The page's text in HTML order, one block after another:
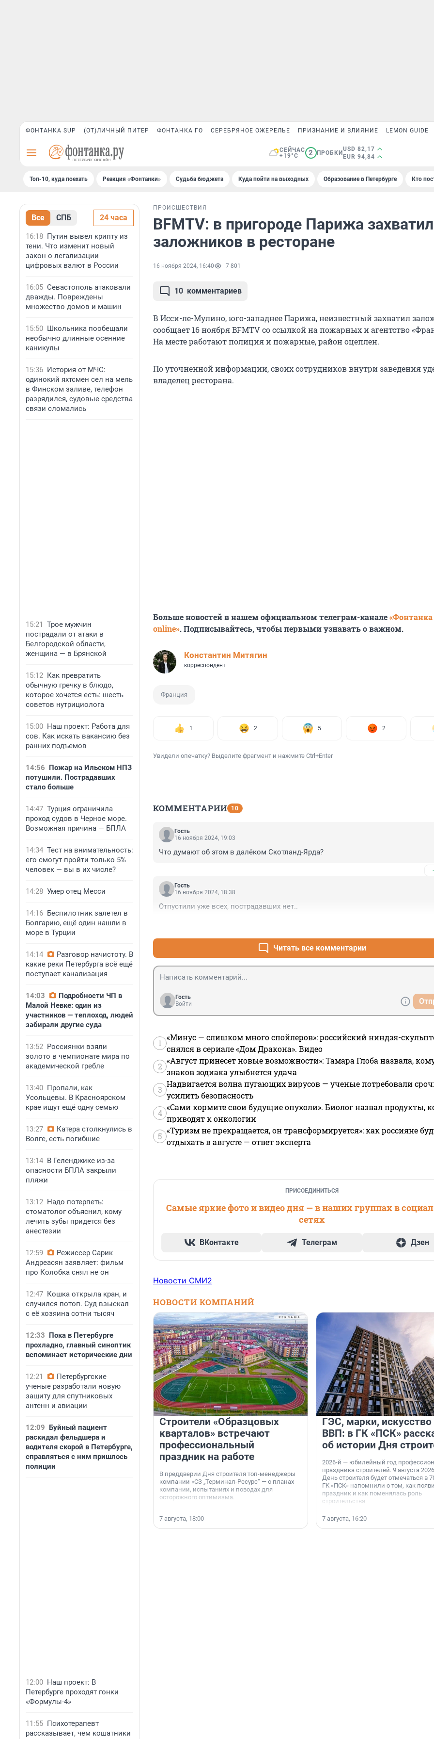
ФОНТАНКА SUP (ОТ)ЛИЧНЫЙ ПИТЕР ФОНТАНКА ГО СЕРЕБРЯНОЕ ОЖЕРЕЛЬЕ ПРИЗНАНИЕ И ВЛИЯНИЕ LEMON GUIDE
СЕЙЧАС
+19°C
2 ПРОБКИ
USD 82,17
EUR 94,84
Топ-10, куда поехать Реакция «Фонтанки» Судьба бюджета Куда пойти на выходных Образование в Петербурге Кто
Все СПБ 24 часа
16:18 Путин вывел крипту из
тени. Что изменит новый
закон о легализации
цифровых валют в России
16:05 Севастополь атаковали
дважды. Повреждены
множество домов и машин
15:50 Школьника пообещали
необычно длинные осенние
каникулы
15:36 История от МЧС:
одинокий яхтсмен сел на мель
в Финском заливе, телефон
разрядился, судовые средства
связи сломались
15:21 Трое мужчин
пострадали от атаки в
Белгородской области,
женщина — в Брянской
15:12 Как превратить
обычную гречку в блюдо,
которое хочется есть: шесть
советов нутрициолога
15:00 Наш проект: Работа для
сов. Как искать вакансию без
ранних подъемов
14:56 Пожар на Ильском НПЗ
потушили. Пострадавших
стало больше
14:47 Турция ограничила
проход судов в Черное море.
Возможная причина — БПЛА
14:34 Тест на внимательность:
его смогут пройти только 5%
человек — вы в их числе?
14:28 Умер отец Месси
14:16 Беспилотник залетел в
Болгарию, ещё один нашли в
море в Турции
14:14
Разговор начистоту. В
какие реки Петербурга всё ещё
поступает канализация
14:03
Подробности ЧП в
Малой Невке: один из
участников — теплоход, людей
забирали другие суда
13:52 Россиянки взяли
золото в чемпионате мира по
академической гребле
13:40 Пропали, как
Усольцевы. В Красноярском
крае ищут ещё одну семью
13:27
Катера столкнулись в
Волге, есть погибшие
13:14 В Геленджике из-за
опасности БПЛА закрыли
пляжи
13:12 Надо потерпеть:
стоматолог объяснил, кому
лечить зубы придется без
анестезии
12:59
Режиссер Сарик
Андреасян заявляет: фильм
про Колобка снял не он
12:47 Кошка открыла кран, и
случился потоп. Суд взыскал
с её хозяина сотни тысяч
12:33 Пока в Петербурге
прохладно, главный синоптик
вспоминает исторические дни
12:21
Петербургские
ученые разработали новую
защиту для спутниковых
антенн и авиации
12:09 Буйный пациент
раскидал фельдшера и
водителя скорой в Петербурге,
справляться с ним пришлось
полиции
12:00 Наш проект: В
Петербурге проходят гонки
«Формулы-4»
11:55 Психотерапевт
рассказывает, чем кошатники
ПРОИСШЕСТВИЯ
BFMTV: в пригороде Парижа
заложников в ресторане
16 ноября 2024, 16:40 7 801
10 комментариев
В Исси-ле-Мулино, юго-западнее Парижа, неизвестный захватил
сообщает 16 ноября BFMTV со ссылкой на пожарных и агентство
На месте работают полиция и пожарные, район оцеплен.
По уточненной информации, своих сотрудников внутри заведения
владелец ресторана.
Больше новостей в нашем официальном телеграм-канале«Фонтанка
online». Подписывайтесь, чтобы первыми узнавать о важном.
Константин Митягин
корреспондент
Франция
1 2 5 2
Увидели опечатку? Выделите фрагмент и нажмите Ctrl+Enter
КОММЕНТАРИИ 10
Гость
16 ноября 2024, 19:03
Что думают об этом в далёком Скотланд-Ярда?
Гость
16 ноября 2024, 18:38
Отпустили уже всех, пострадавших нет..
Читать все комментарии
Гость
Войти
1
«Минус — слишком много спойлеров»: российский ниндзя-
снялся в сериале «Дом Дракона». Видео
2
«Август принесет новые возможности»: Тамара Глоба назвала,
знаков зодиака улыбнется удача
3
Надвигается волна пугающих вирусов — ученые потребовали
усилить безопасность
4
«Сами кормите свои будущие опухоли». Биолог назвал продукты,
приводят к онкологии
5
«Туризм не прекращается, он трансформируется»: как россияне
отдыхать в августе — ответ эксперта
ПРИСОЕДИНИТЬСЯ
Самые яркие фото и видео дня — в наших группах в
сетях
ВКонтакте Телеграм Дзен
Новости СМИ2
НОВОСТИ КОМПАНИЙ
Строители «Образцовых
кварталов» встречают
профессиональный
праздник на работе
В преддверии Дня строителя топ-менеджеры
компании «СЗ „Терминал-Ресурс“ — о планах
компании, испытаниях и поводах для
осторожного оптимизма.
7 августа, 18:00
ГЭС, марки, искусство
ВВП: в ГК «ПСК»
об истории Дня
2026-й — юбилейный год
праздника строителей. 9 августа
День строителя будет отмечаться в
ГК «ПСК» напомнили о том, как
праздник и как поменялась роль
строительства.
7 августа, 16:20